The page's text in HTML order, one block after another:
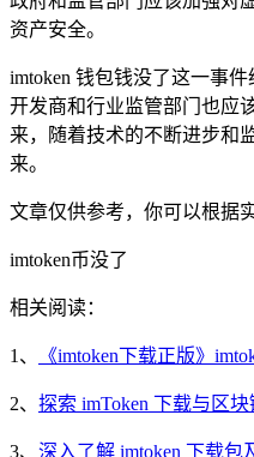
资产安全。
imtoken 钱包钱没了这一事
开发商和行业监管部门也应
来，随着技术的不断进步和
来。
文章仅供参考，你可以根据
imtoken币没了
相关阅读：
1、 《imtoken下载正版》
2、 探索 imToken 下载与区
3、 深入了解 imtoken 下载包